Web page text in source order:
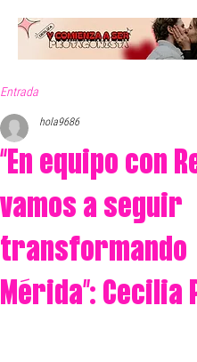
Entrada
“En equipo con
vamos a seguir
transformando
Mérida”: Cecilia
hola9686